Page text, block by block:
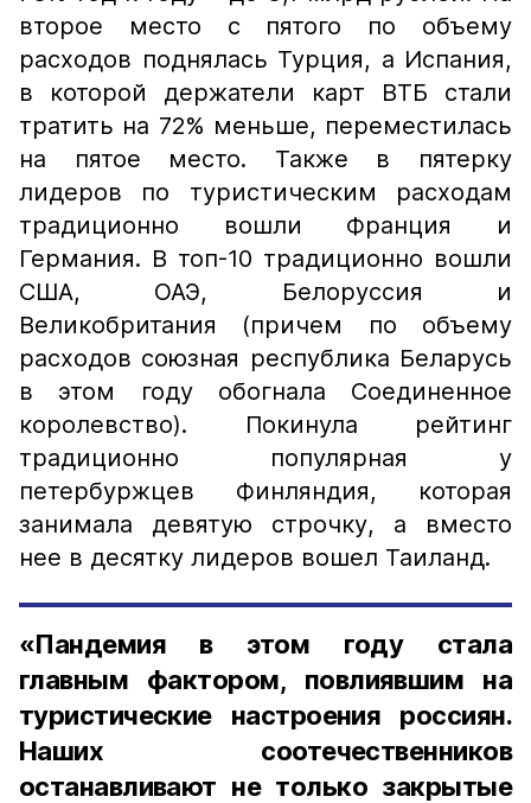
второе место с пятого по объему
расходов поднялась Турция, а Испания,
в которой держатели карт ВТБ стали
тратить на 72% меньше, переместилась
на пятое место. Также в пятерку
лидеров по туристическим расходам
традиционно вошли Франция и
Германия. В топ-10 традиционно вошли
США, ОАЭ, Белоруссия и
Великобритания (причем по объему
расходов союзная республика Беларусь
в этом году обогнала Соединенное
королевство). Покинула рейтинг
традиционно популярная у
петербуржцев Финляндия, которая
занимала девятую строчку, а вместо
нее в десятку лидеров вошел Таиланд.
«Пандемия в этом году стала
главным фактором, повлиявшим на
туристические настроения россиян.
Наших соотечественников
останавливают не только закрытые